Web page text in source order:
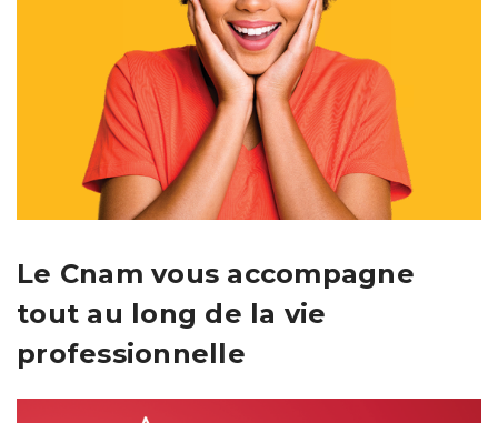
Le Cnam vous accompagne
tout au long de la vie
professionnelle